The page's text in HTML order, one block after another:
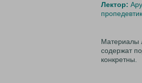
Лектор:
Материалы
содержат
конкретны.